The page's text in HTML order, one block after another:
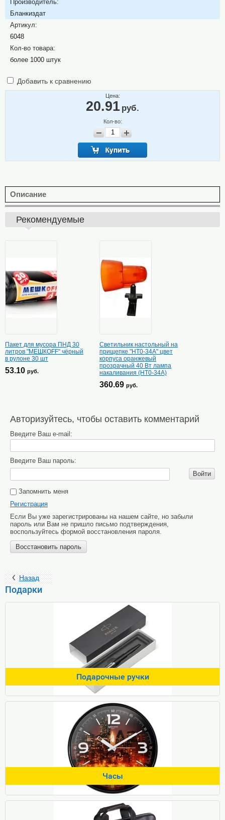
Производитель:
Бланкиздат
Артикул:
6048
Кол-во товара:
более 1000 штук
Добавить к сравнению
Цена:
20.91 руб.
Кол-во:
Описание
Рекомендуемые
Пакет для мусора ПНД 30
литров "МЕШКОFF" чёрный
в рулоне 30 шт
53.10 руб.
Светильник настольный на
прищепке "НТ0-34А" цвет
корпуса оранжевый
прозрачный 40 Вт лампа
накаливания (НТ0-34А)
360.69 руб.
Авторизуйтесь, чтобы оставить комментарий
Введите Ваш e-mail:
Введите Ваш пароль:
Войти
Запомнить меня
Регистрация
Если Вы уже зарегистрированы на нашем сайте, но забыли
пароль или Вам не пришло письмо подтверждения,
воспользуйтесь формой восстановления пароля.
Восстановить пароль
Назад
Подарки
Подарочные ручки
Часы